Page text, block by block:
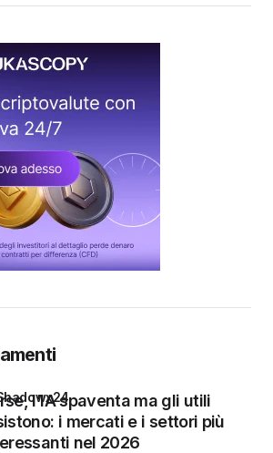
l’IA spaventa ma gli utili
i mercati e i settori più
nel 2026